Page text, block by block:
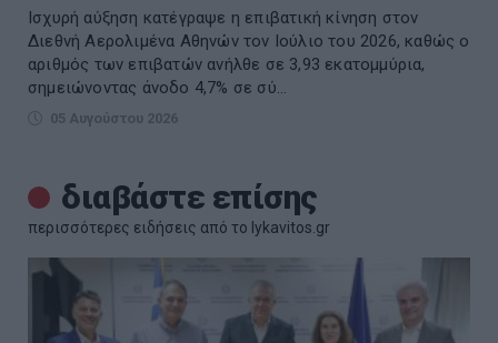
Ισχυρή αύξηση κατέγραψε η επιβατική κίνηση στον
Διεθνή Αερολιμένα Αθηνών τον Ιούλιο του 2026, καθώς ο
αριθμός των επιβατών ανήλθε σε 3,93 εκατομμύρια,
σημειώνοντας άνοδο 4,7% σε σύ...
05 Αυγούστου 2026
διαβάστε επίσης
περισσότερες ειδήσεις από το lykavitos.gr